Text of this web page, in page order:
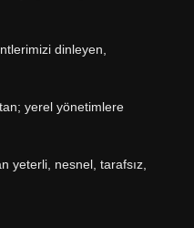
dinleyen,
yerel yönetimlere
yeterli, nesnel, tarafsız,